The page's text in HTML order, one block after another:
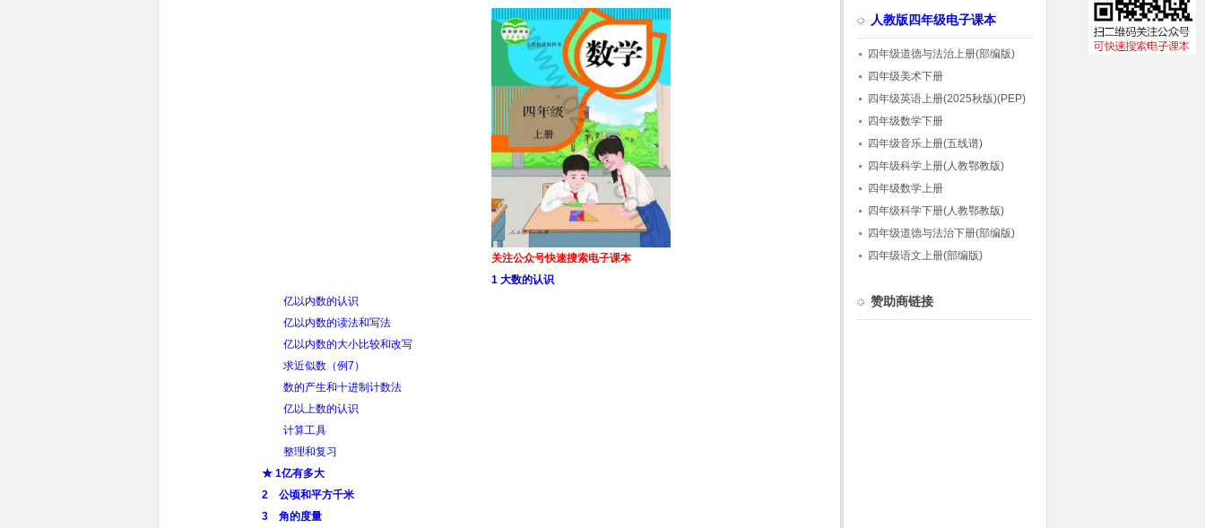
关注公众号快速搜索电子课本
1 大数的认识
亿以内数的认识
亿以内数的读法和写法
亿以内数的大小比较和改写
求近似数（例7）
数的产生和十进制计数法
亿以上数的认识
计算工具
整理和复习
★ 1亿有多大
2 公顷和平方千米
3 角的度量
人教版四年级电子课本
四年级道德与法治上册(部编版)
四年级美术下册
四年级英语上册(2025秋版)(PEP)
四年级数学下册
四年级音乐上册(五线谱)
四年级科学上册(人教鄂教版)
四年级数学上册
四年级科学下册(人教鄂教版)
四年级道德与法治下册(部编版)
四年级语文上册(部编版)
赞助商链接